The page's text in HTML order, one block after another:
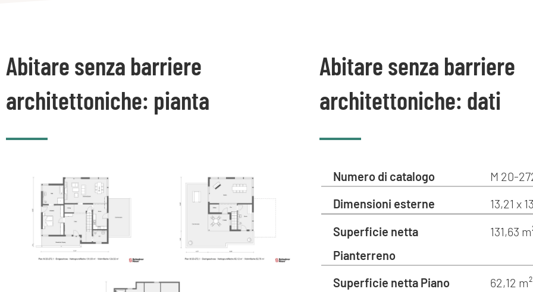
Abitare senza barriere
architettoniche: pianta
Abitare senza barriere
architettoniche: dati
Numero di catalogo
M 20-
Dimensioni esterne
13,21 x
Superficie netta
Pianterreno
131,63
Superficie netta Piano
62,12 m²